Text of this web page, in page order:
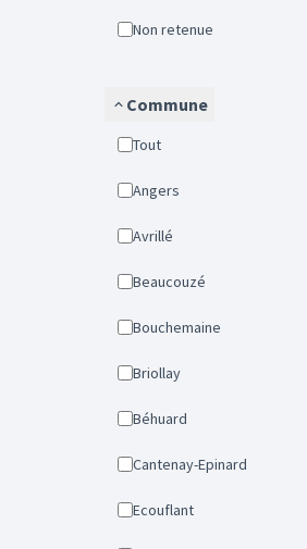
Non retenue
Commune
Tout
Angers
Avrillé
Beaucouzé
Bouchemaine
Briollay
Béhuard
Cantenay-Epinard
Ecouflant